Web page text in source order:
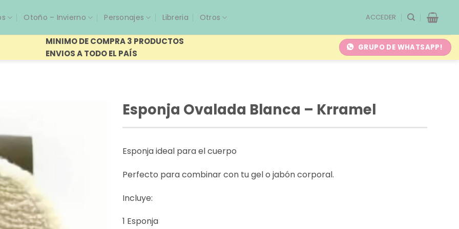
Otoño – Invierno Personajes Libreria Otros ACCEDER
MINIMO DE COMPRA 3 PRODUCTOS
ENVIOS A TODO EL PAÍS
GRUPO DE WHATSAPP!
Esponja Ovalada Blanca – Krramel
Esponja ideal para el cuerpo
Perfecto para combinar con tu gel o jabón corporal.
Incluye:
1 Esponja